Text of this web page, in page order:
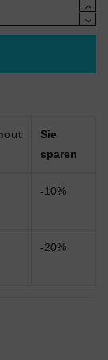
Sie
sparen
-10%
-20%